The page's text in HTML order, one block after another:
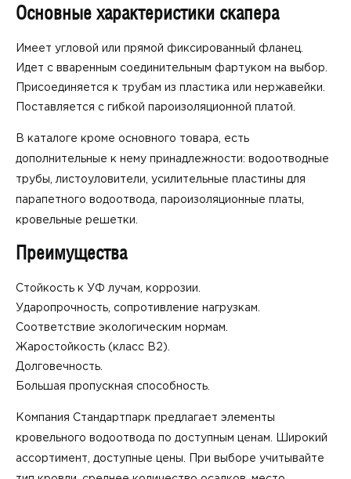
Основные характеристики скапера
Имеет угловой или прямой фиксированный фланец.
Идет с вваренным соединительным фартуком на выбор.
Присоединяется к трубам из пластика или нержавейки.
Поставляется с гибкой пароизоляционной платой.
В каталоге кроме основного товара, есть
дополнительные к нему принадлежности: водоотводные
трубы, листоуловители, усилительные пластины для
парапетного водоотвода, пароизоляционные платы,
кровельные решетки.
Преимущества
Стойкость к УФ лучам, коррозии.
Ударопрочность, сопротивление нагрузкам.
Соответствие экологическим нормам.
Жаростойкость (класс В2).
Долговечность.
Большая пропускная способность.
Компания Стандартпарк предлагает элементы
кровельного водоотвода по доступным ценам. Широкий
ассортимент, доступные цены. При выборе учитывайте